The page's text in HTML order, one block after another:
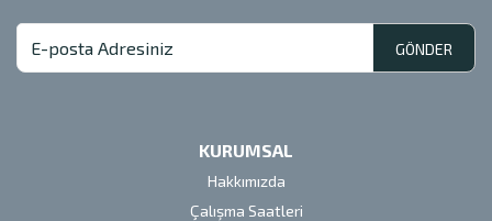
GÖNDER
KURUMSAL
Hakkımızda
Çalışma Saatleri